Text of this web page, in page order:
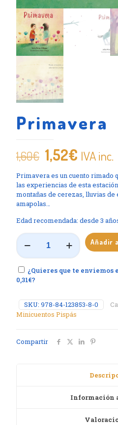
Primavera
1,60€ El
original
era:
1,60€.
1,52€ El
precio
actual
es:
1,52€.
IVA inc.
Primavera es un cuento rimado
las experiencias de esta
montañas de cerezas, lluvias de
amapolas…
Edad recomendada: desde 3
Primavera
cantidad
Añadir
¿Quieres que te
0,31€?
SKU: 978-84-123853-8-0
Minicuentos Pispás
Compartir
Información